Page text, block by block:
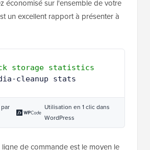
exactement combien d'espace
économisé sur l'ensemble de votre
cleanup stats
Utilisation en 1 clic dans